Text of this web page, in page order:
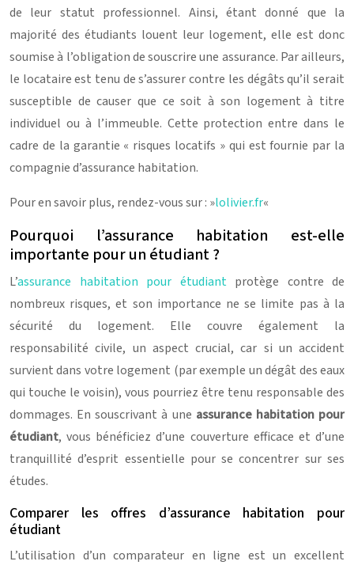
de leur statut professionnel. Ainsi, étant donné que la
majorité des étudiants louent leur logement, elle est donc
soumise à l’obligation de souscrire une assurance. Par ailleurs,
le locataire est tenu de s’assurer contre les dégâts qu’il serait
susceptible de causer que ce soit à son logement à titre
individuel ou à l’immeuble. Cette protection entre dans le
cadre de la garantie « risques locatifs » qui est fournie par la
compagnie d’assurance habitation.
Pour en savoir plus, rendez-vous sur : »lolivier.fr«
Pourquoi l’assurance habitation est-elle
importante pour un étudiant ?
L’assurance habitation pour étudiantprotège contre de
nombreux risques, et son importance ne se limite pas à la
sécurité du logement. Elle couvre également la
responsabilité civile, un aspect crucial, car si un accident
survient dans votre logement (par exemple un dégât des eaux
qui touche le voisin), vous pourriez être tenu responsable des
dommages. En souscrivant à une assurance habitation pour
étudiant, vous bénéficiez d’une couverture efficace et d’une
tranquillité d’esprit essentielle pour se concentrer sur ses
études.
Comparer les offres d’assurance habitation pour
étudiant
L’utilisation d’un comparateur en ligne est un excellent